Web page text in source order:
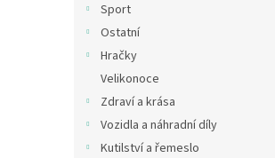
Sport
Ostatní
Hračky
Velikonoce
Zdraví a krása
Vozidla a náhradní díly
Kutilství a řemeslo